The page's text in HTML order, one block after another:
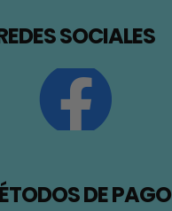
SOCIALES
DE PAGO